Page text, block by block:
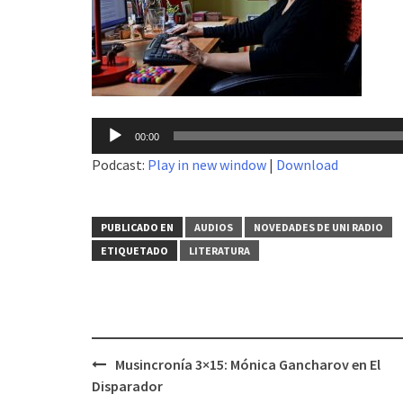
Reproductor
de
audio
00:00
Podcast: Play in new window | Download
PUBLICADO EN AUDIOS
NOVEDADES DE UNI RADIO
ETIQUETADO
LITERATURA
Navegación
Musincronía 3×15: Mónica Gancharov en El
Disparador